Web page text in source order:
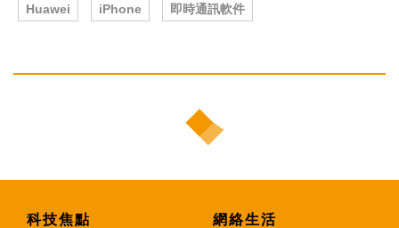
Huawei iPhone 即時通訊軟件
科技焦點 網絡生活